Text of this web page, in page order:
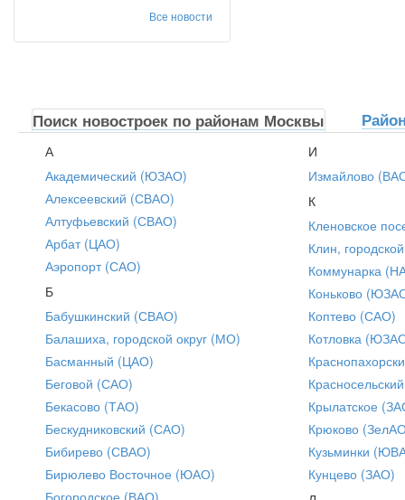
Все новости
Поиск новостроек по районам Москвы
А
Академический (ЮЗАО)
Алексеевский (СВАО)
Алтуфьевский (СВАО)
Арбат (ЦАО)
Аэропорт (САО)
Б
Бабушкинский (СВАО)
Балашиха, городской округ (МО)
Басманный (ЦАО)
Беговой (САО)
Бекасово (ТАО)
Бескудниковский (САО)
Бибирево (СВАО)
Бирюлево Восточное (ЮАО)
Богородское (ВАО)
И
Измайлово
К
Кленовское
Клин,
Коммунарка
Коньково
Коптево (САО)
Котловка
Крылатское
Крюково
Кузьминки
Кунцево (ЗАО)